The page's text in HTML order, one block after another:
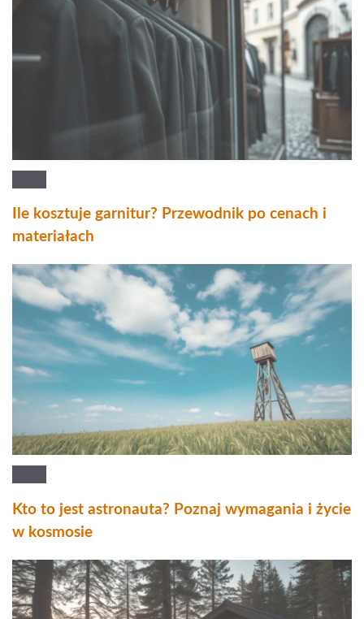
Ile kosztuje garnitur? Przewodnik po cenach i
materiałach
Kto to jest astronauta? Poznaj wymagania i życie
w kosmosie